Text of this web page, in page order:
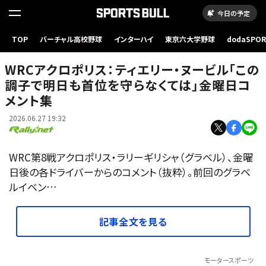
今日の予定
TOP バーチャル高校野球 インターハイ 東京六大学野球
WRCアクロポリス：ティエリー・ヌービル「この
調子で明日も首位を守らなくては」金曜日コ
メント集
2026.06.27 19:32
WRC第8戦アクロポリス・ラリーギリシャ（グラベル）、金曜
日後の各ドライバーからのコメント（抜粋）。前回のグラベ
ルイベン…
記事全文を見る
モータースポーツ